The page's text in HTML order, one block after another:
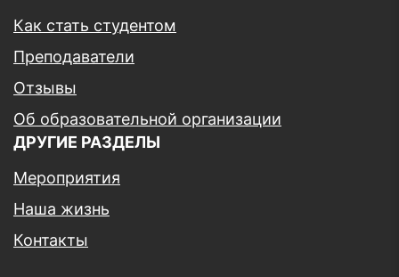
Как стать студентом
Преподаватели
Отзывы
Об образовательной организации
ДРУГИЕ РАЗДЕЛЫ
Мероприятия
Наша жизнь
Контакты